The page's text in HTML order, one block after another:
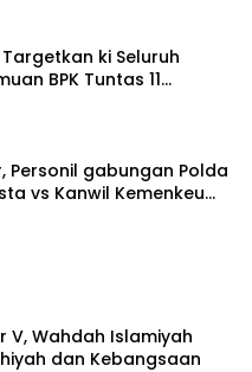
ki Seluruh
BPK Tuntas 11
Personil gabungan Polda
vs Kanwil Kemenkeu
Persaudaraan
V, Wahdah Islamiyah
dan Kebangsaan